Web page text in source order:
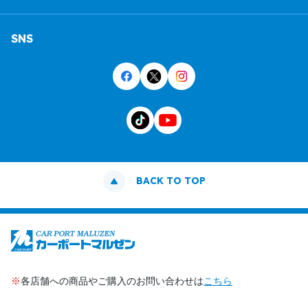
SNS
BACK TO TOP
※各店舗への商品やご購入のお問い合わせはこちら